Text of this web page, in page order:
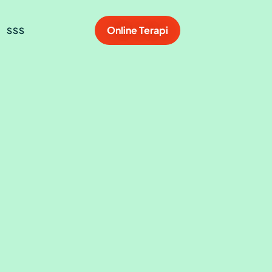
SSS Online Terapi